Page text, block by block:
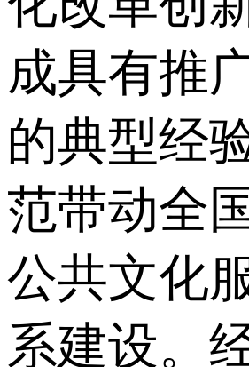
成具有推
的典型经
范带动全
公共文化
系建设。